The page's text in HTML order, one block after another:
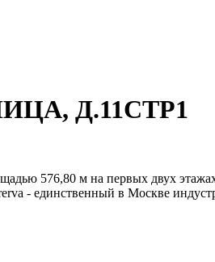
Д.11СТР1
576,80 м на первых двух
- единственный в Москве